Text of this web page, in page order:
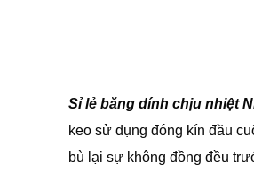
Sỉ lẻ băng dính chịu nhiệt
keo sử dụng đóng kín đầu
bù lại sự không đồng đều